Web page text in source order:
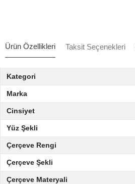
Ürün Özellikleri Taksit Seçenekleri
Kategori
Marka
Cinsiyet
Yüz Şekli
Çerçeve Rengi
Çerçeve Şekli
Çerçeve Materyali